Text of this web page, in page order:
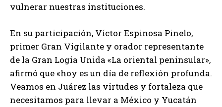
vulnerar nuestras instituciones.
En su participación, Víctor Espinosa Pinelo,
primer Gran Vigilante y orador representante
de la Gran Logia Unida «La oriental peninsular»,
afirmó que «hoy es un día de reflexión profunda.
Veamos en Juárez las virtudes y fortaleza que
necesitamos para llevar a México y Yucatán